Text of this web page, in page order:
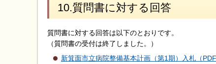
10.質問書に対する回答
質問書に対する回答は以下のとおりです。
（質問書の受付は終了しました。）
新箕面市立病院整備基本計画（第1期）入札（PDF